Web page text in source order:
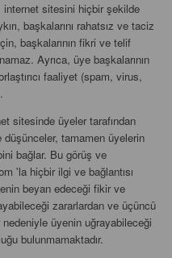
sitesini hiçbir şekilde
başkalarını rahatsız ve taciz
başkalarının fikri ve telif
Ayrıca, üye başkalarının
faaliyet (spam, virus,
sitesinde üyeler tarafından
düşünceler, tamamen üyelerin
bağlar. Bu görüş ve
'la hiçbir ilgi ve bağlantısı
beyan edeceği fikir ve
zararlardan ve üçüncü
üyenin uğrayabileceği
bulunmamaktadır.